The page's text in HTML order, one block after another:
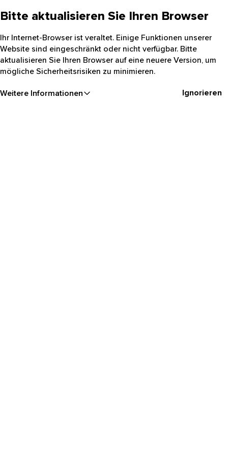
Bitte aktualisieren Sie Ihren Browser
Ihr Internet-Browser ist veraltet. Einige Funktionen unserer
Website sind eingeschränkt oder nicht verfügbar. Bitte
aktualisieren Sie Ihren Browser auf eine neuere Version, um
mögliche Sicherheitsrisiken zu minimieren.
Weitere Informationen Ignorieren